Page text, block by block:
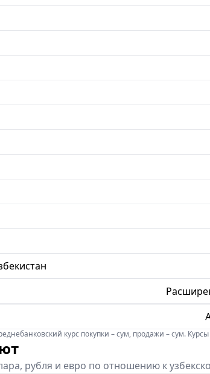
курс покупки – сум, продажи – сум.
рубля и евро по отношению к